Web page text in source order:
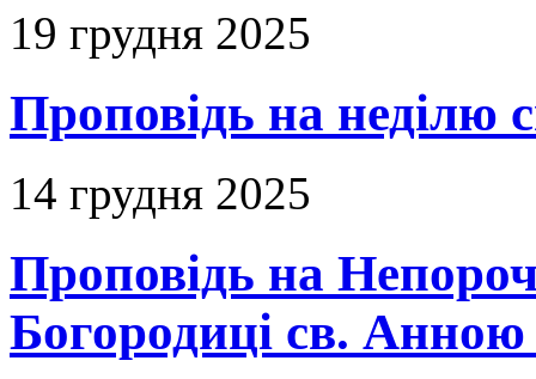
19 грудня 2025
Проповідь на неділю
14 грудня 2025
Проповідь на
Богородиці св. Анною